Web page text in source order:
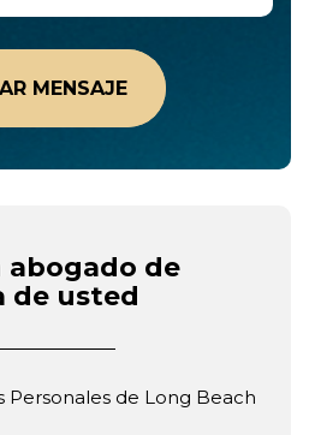
abogado de
de usted
Personales de Long Beach